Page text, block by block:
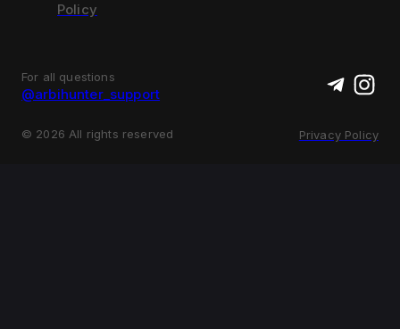
Policy
For all questions
@arbihunter_support
© 2026 All rights reserved Privacy Policy